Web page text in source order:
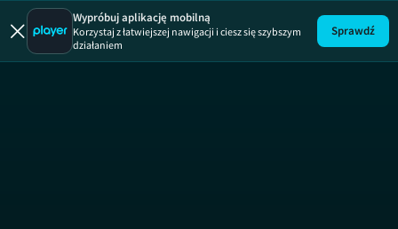
Wypróbuj aplikację mobilną
Korzystaj z łatwiejszej nawigacji i ciesz się szybszym
działaniem
Sprawdź